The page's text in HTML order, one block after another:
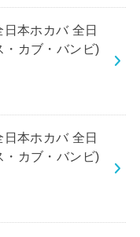
日本ホカバ 全日
・カブ・バンビ)
日本ホカバ 全日
・カブ・バンビ)